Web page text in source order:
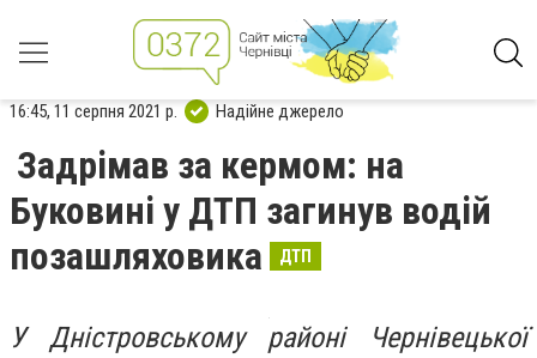
16:45, 11 серпня 2021 р. Надійне джерело
Задрімав за кермом: на
Буковині у ДТП загинув водій
позашляховика
ДТП
У Дністровському районі Чернівецької